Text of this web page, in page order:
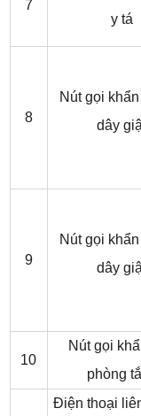
7
y tá
8
Nút gọi
dây
9
Nút gọi
dây
10
Nút gọi
phòng
Điện thoại